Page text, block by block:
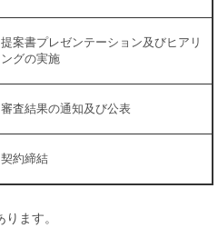
提案書プレゼンテーション及びヒアリ
ングの実施
審査結果の通知及び公表
契約締結
ます。